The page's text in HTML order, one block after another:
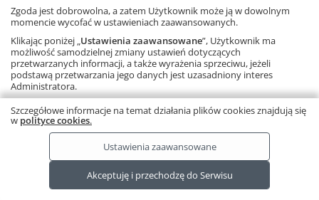
Wróć do zakupów
Ta strona używa plików cookies. Dowiedz się więcej.
Copyright © by Gdańskie Wydawnictwo Oświatowe 2026
Zgoda jest dobrowolna, a zatem Użytkownik może ją w dowolnym
momencie wycofać w ustawieniach zaawansowanych.
Klikając poniżej „Ustawienia zaawansowane”, Użytkownik ma
możliwość samodzielnej zmiany ustawień dotyczących
przetwarzanych informacji, a także wyrażenia sprzeciwu, jeżeli
podstawą przetwarzania jego danych jest uzasadniony interes
Administratora.
Należy pamiętać, że korzystanie ze strony internetowej bez
zmiany ustawień oznacza, że pliki cookies będą zapisywane na
urządzeniu końcowym Użytkownika.
Szczegółowe informacje na temat działania plików cookies znajdują się
w polityce cookies.
Ustawienia zaawansowane
Akceptuję i przechodzę do Serwisu